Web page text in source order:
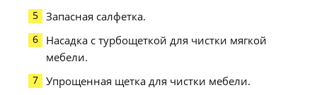
Запасная салфетка.
Насадка с турбощеткой для чистки мягкой
мебели.
Упрощенная щетка для чистки мебели.